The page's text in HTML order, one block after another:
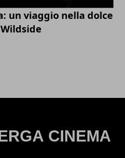
un viaggio nella dolce